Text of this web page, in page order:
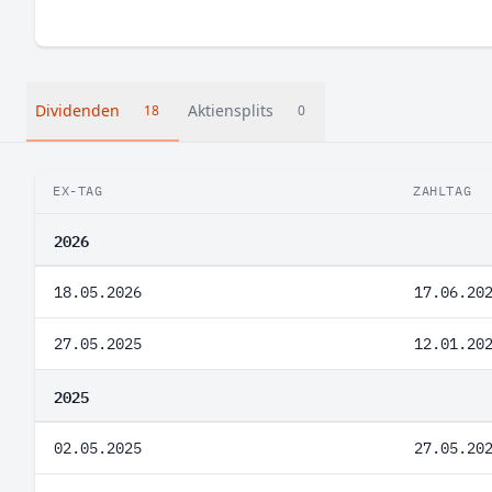
Dividenden 18 Aktiensplits 0
EX-TAG ZAHLTAG
2026
18.05.2026
27.05.2025
2025
02.05.2025